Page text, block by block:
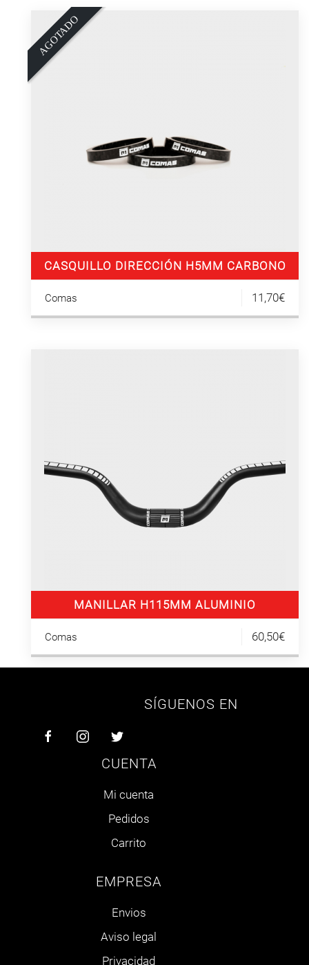
A
G
O
T
A
D
O
CASQUILLO DIRECCIÓN H5MM CARBONO
Comas 11,70€
MANILLAR H115MM ALUMINIO
Comas 60,50€
SÍGUENOS EN
CUENTA
Mi cuenta
Pedidos
Carrito
EMPRESA
Envios
Aviso legal
Privacidad